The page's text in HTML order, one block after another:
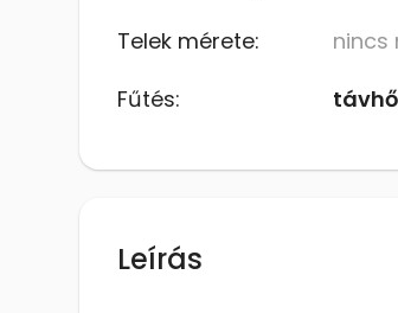
Telek mérete:
nincs
Fűtés:
távhő
Leírás